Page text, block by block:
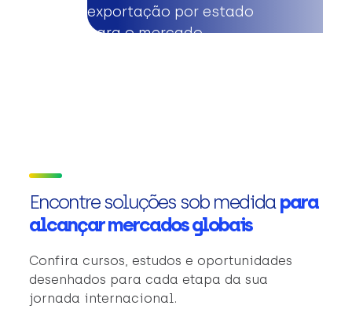
exportação por estado
para o mercado
Encontre soluções sob medidapara
alcançar mercados globais
Confira cursos, estudos e oportunidades
desenhados para cada etapa da sua
jornada internacional.